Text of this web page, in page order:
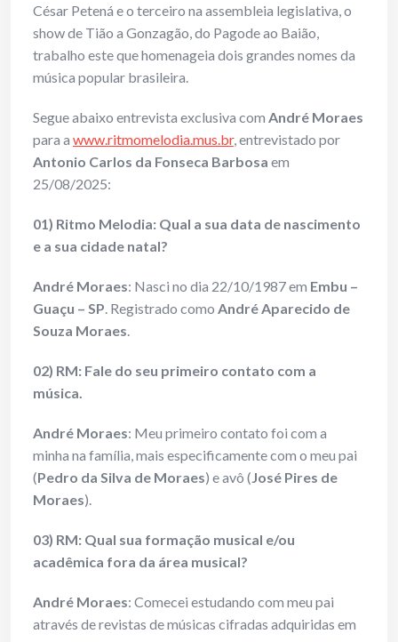
César Petená e o terceiro na assembleia legislativa, o
show de Tião a Gonzagão, do Pagode ao Baião,
trabalho este que homenageia dois grandes nomes da
música popular brasileira.
Segue abaixo entrevista exclusiva com André Moraes
para a www.ritmomelodia.mus.br, entrevistado por
Antonio Carlos da Fonseca Barbosa em
25/08/2025:
01) Ritmo Melodia: Qual a sua data de nascimento
e a sua cidade natal?
André Moraes: Nasci no dia 22/10/1987 em Embu –
Guaçu – SP . Registrado como André Aparecido de
Souza Moraes
02) RM: Fale do seu primeiro contato com a
música.
André Moraes: Meu primeiro contato foi com a
minha na família, mais especificamente com o meu pai
(Pedro da Silva de Moraes) e avô ( José Pires de
Moraes).
03) RM: Qual sua formação musical e/ou
acadêmica fora da área musical?
André Moraes: Comecei estudando com meu pai
através de revistas de músicas cifradas adquiridas em